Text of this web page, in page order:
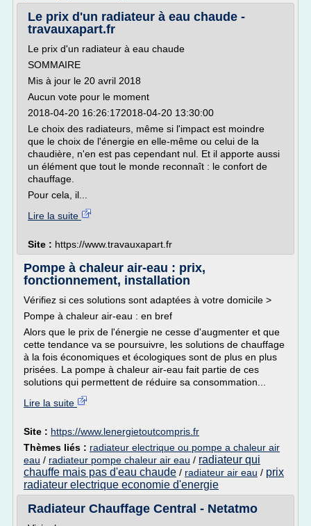
Le prix d'un radiateur à eau chaude -
travauxapart.fr
Le prix d'un radiateur à eau chaude
SOMMAIRE
Mis à jour le 20 avril 2018
Aucun vote pour le moment
2018-04-20 16:26:172018-04-20 13:30:00
Le choix des radiateurs, même si l'impact est moindre
que le choix de l'énergie en elle-même ou celui de la
chaudière, n'en est pas cependant nul. Et il apporte aussi
un élément que tout le monde reconnaît : le confort de
chauffage.
Pour cela, il...
Lire la suite
Site : https://www.travauxapart.fr
Pompe à chaleur air-eau : prix,
fonctionnement, installation
Vérifiez si ces solutions sont adaptées à votre domicile >
Pompe à chaleur air-eau : en bref
Alors que le prix de l'énergie ne cesse d'augmenter et que
cette tendance va se poursuivre, les solutions de chauffage
à la fois économiques et écologiques sont de plus en plus
prisées. La pompe à chaleur air-eau fait partie de ces
solutions qui permettent de réduire sa consommation...
Lire la suite
Site : https://www.lenergietoutcompris.fr
Thèmes liés : radiateur electrique ou pompe a chaleur air
eau / radiateur pompe chaleur air eau / radiateur qui
chauffe mais pas d'eau chaude / radiateur air eau / prix
radiateur electrique economie d'energie
Radiateur Chauffage Central - Netatmo